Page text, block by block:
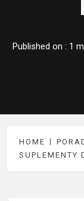
Published on : 1
HOME
SUPLEMENTY